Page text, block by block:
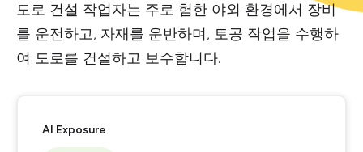
도로 건설 작업자는 주로 험한 야외 환경에서 장비
를 운전하고, 자재를 운반하며, 토공 작업을 수행하
여 도로를 건설하고 보수합니다.
AI Exposure